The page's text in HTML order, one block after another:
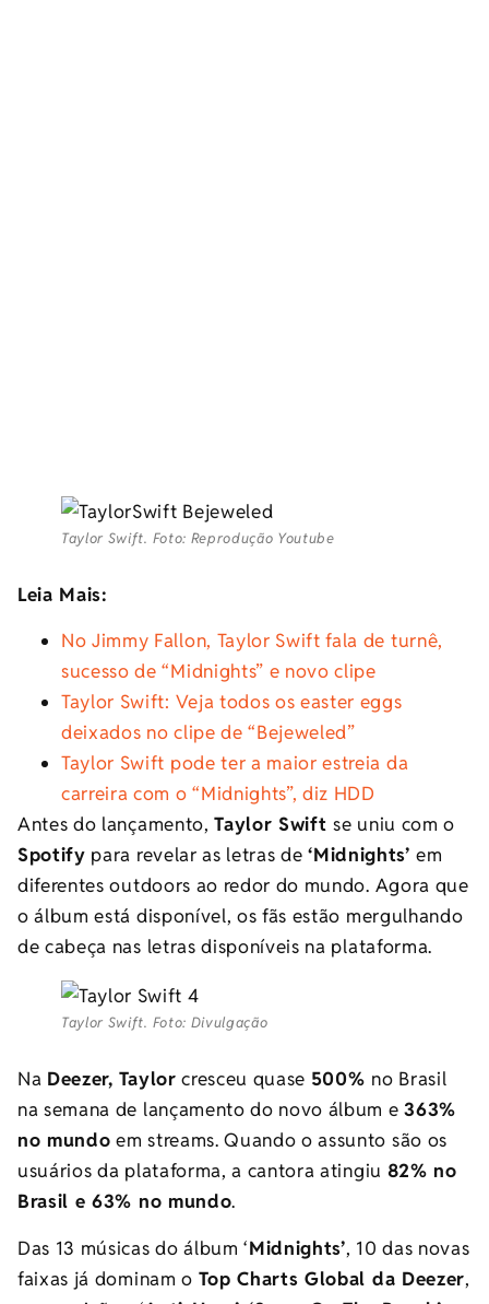
Taylor Swift. Foto: Reprodução Youtube
Leia Mais:
No Jimmy Fallon, Taylor Swift fala de turnê,
sucesso de “Midnights” e novo clipe
Taylor Swift: Veja todos os easter eggs
deixados no clipe de “Bejeweled”
Taylor Swift pode ter a maior estreia da
carreira com o “Midnights”, diz HDD
Antes do lançamento,Taylor Swiftse uniu com o
Spotify para revelar as letras de‘Midnights’em
diferentes outdoors ao redor do mundo. Agora que
o álbum está disponível, os fãs estão mergulhando
de cabeça nas letras disponíveis na plataforma.
Taylor Swift. Foto: Divulgação
Na Deezer, Taylor cresceu quase 500% no Brasil
na semana de lançamento do novo álbum e363%
no mundo em streams. Quando o assunto são os
usuários da plataforma, a cantora atingiu 82% no
Brasil e 63% no mundo.
Das 13 músicas do álbum ‘Midnights’, 10 das novas
faixas já dominam o Top Charts Global da Deezer,